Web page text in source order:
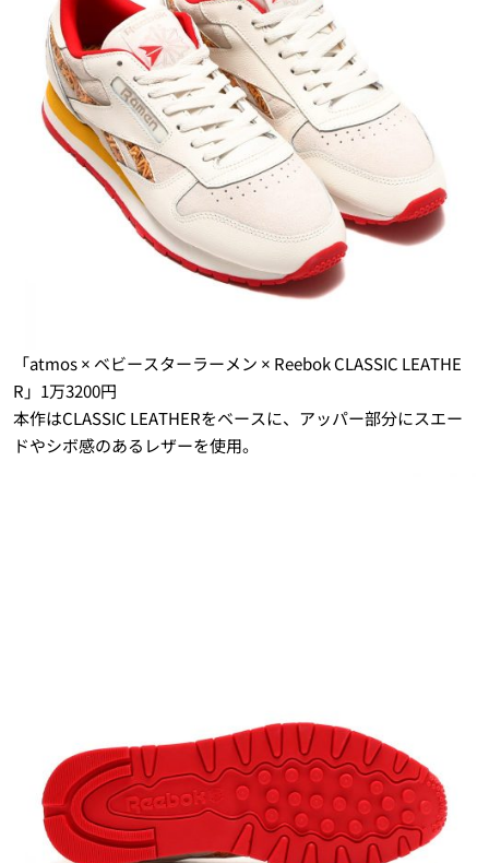
「atmos × ベビースターラーメン × Reebok CLASSIC LEATHE
R」1万3200円
本作はCLASSIC LEATHERをベースに、アッパー部分にスエー
ドやシボ感のあるレザーを使用。